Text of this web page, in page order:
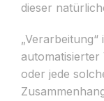
dieser
oder jede